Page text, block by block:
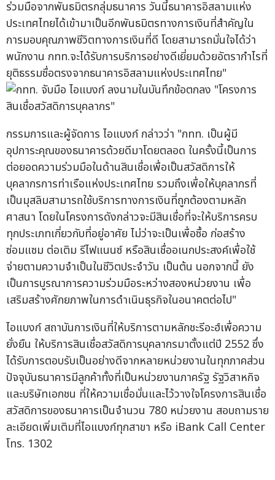
ร่วมมือจากพันธมิตรกลุ่มธนาคาร วันนี้ธนาคารอิสลามแห่ง
ประเทศไทยได้เข้ามาเป็นอีกพันธมิตรทางการเงินที่สำคัญใน
การมอบคุณภาพชีวิตทางการเงินที่ดี โดยสามารถมั่นใจได้ว่า
พนักงาน กทท.จะได้รับการบริการอย่างดีเยี่ยมด้วยอัตรากำไรที่
ยุติธรรมซื่อตรงจากธนาคารอิสลามแห่งประเทศไทย"
กรรมการและผู้จัดการ ไอแบงก์ กล่าวว่า "กทท. เป็นผู้มี
อุปการะคุณของธนาคารด้วยดีมาโดยตลอด ในครั้งนี้เป็นการ
ต่อยอดความร่วมมือในด้านสินเชื่อเพื่อเป็นสวัสดิการให้
บุคลากรการท่าเรือแห่งประเทศไทย รวมถึงเพื่อให้บุคลากรที่
เป็นมุสลิมสามารถใช้บริการทางการเงินที่ถูกต้องตามหลัก
ศาสนา โดยในโครงการดังกล่าวจะมีสินเชื่อที่จะให้บริการครบ
ทุกประเภทเกี่ยวกับที่อยู่อาศัย ไม่ว่าจะเป็นเพื่อซื้อ ก่อสร้าง
ซ่อมแซม ต่อเติม รีไฟแนนซ์ หรือสินเชื่ออเนกประสงค์เพื่อใช้
จ่ายตามความจำเป็นในชีวิตประจำวัน เป็นต้น นอกจากนี้ ยัง
เป็นการบูรณาการความร่วมมือระหว่างสองหน่วยงาน เพื่อ
เสริมสร้างศักยภาพในการดำเนินธุรกิจในอนาคตต่อไป"
ไอแบงก์ สถาบันการเงินที่ให้บริการตามหลักชะรีอะฮ์เพื่อความ
ยั่งยืน ให้บริการสินเชื่อสวัสดิการบุคลากรมาตั้งแต่ปี 2552 ซึ่ง
ได้รับการตอบรับเป็นอย่างดีจากหลายหน่วยงานในทุกภาคส่วน
ปัจจุบันธนาคารมีลูกค้าทั้งที่เป็นหน่วยงานภาครัฐ รัฐวิสาหกิจ
และบริษัทเอกชน ที่ให้ความเชื่อมั่นและไว้วางใจโครงการสินเชื่อ
สวัสดิการของธนาคารเป็นจำนวน 780 หน่วยงาน สอบถามราย
ละเอียดเพิ่มเติมที่ไอแบงก์ทุกสาขา หรือ iBank Call Center
โทร. 1302